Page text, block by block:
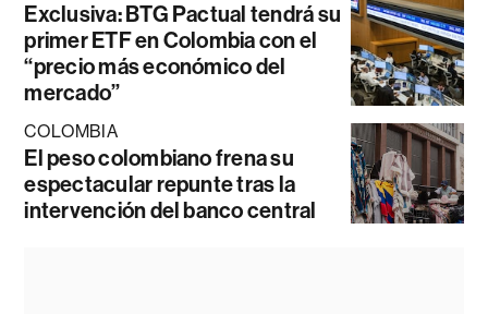
Exclusiva: BTG Pactual tendrá su
primer ETF en Colombia con el
“precio más económico del
mercado”
COLOMBIA
El peso colombiano frena su
espectacular repunte tras la
intervención del banco central